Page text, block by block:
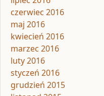
czerwiec 2016
maj 2016
kwiecień 2016
marzec 2016
luty 2016
styczeń 2016
grudzień 2015